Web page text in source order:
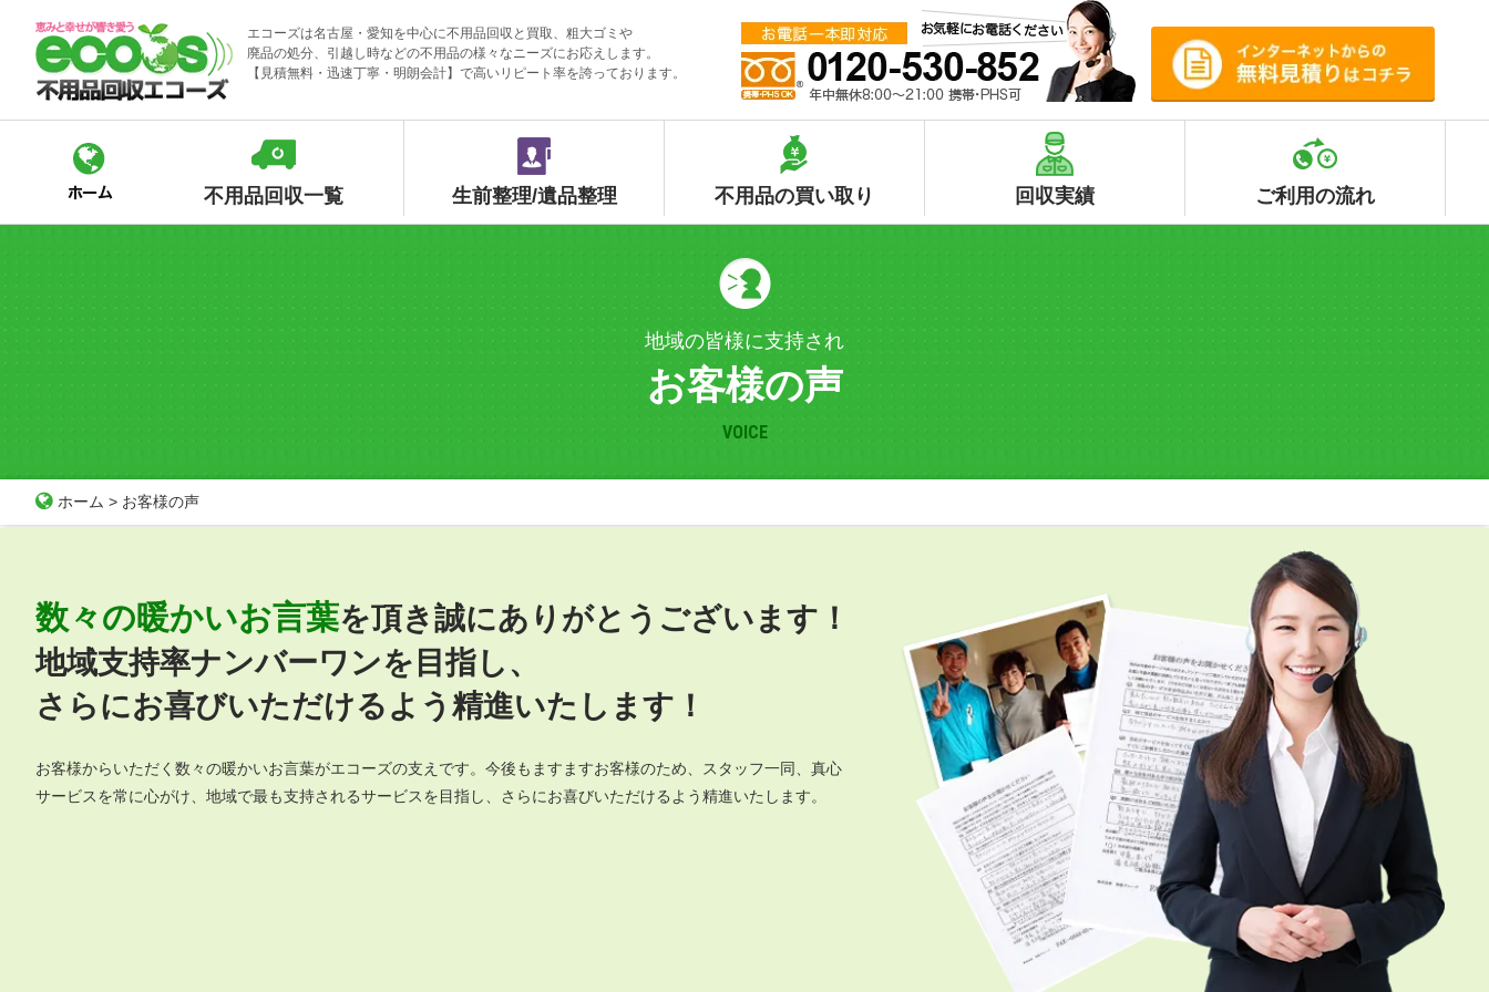
content
エコーズは名古屋・愛知を中心に不用品回収と買取、粗大ゴミや
廃品の処分、引越し時などの不用品の様々なニーズにお応えします。
【見積無料・迅速丁寧・明朗会計】で高いリピート率を誇っております。
不用品回収一覧 生前整理/遺品整理 不用品の買い取り 回収実績 ご利用の流れ
地域の皆様に支持され
お客様の声
VOICE
ホーム > お客様の声
数々の暖かいお言葉を頂き誠にありがとうございます！
地域支持率ナンバーワンを目指し、
さらにお喜びいただけるよう精進いたします！
お客様からいただく数々の暖かいお言葉がエコーズの支えです。今後もますますお客様のため、スタッフ一同、真心
サービスを常に心がけ、地域で最も支持されるサービスを目指し、さらにお喜びいただけるよう精進いたします。